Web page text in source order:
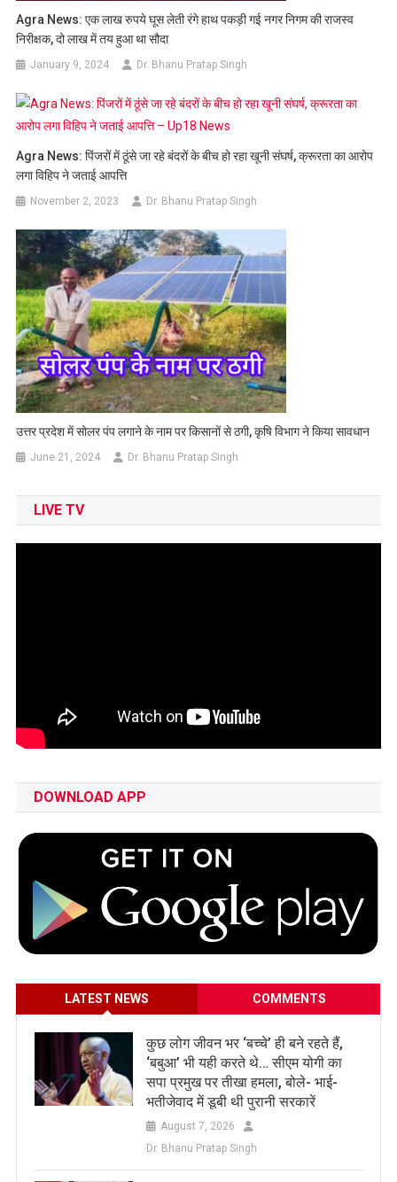
Agra News: एक लाख रुपये घूस लेती रंगे हाथ पकड़ी गई नगर निगम की राजस्व
निरीक्षक, दो लाख में तय हुआ था सौदा
January 9, 2024 Dr. Bhanu Pratap Singh
Agra News: पिंजरों में ठूंसे जा रहे बंदरों के बीच हो रहा खूनी संघर्ष, क्रूरता का आरोप
लगा विहिप ने जताई आपत्ति
November 2, 2023 Dr. Bhanu Pratap Singh
उत्तर प्रदेश में सोलर पंप लगाने के नाम पर किसानों से ठगी, कृषि विभाग ने किया सावधान
June 21, 2024 Dr. Bhanu Pratap Singh
LIVE TV
DOWNLOAD APP
LATEST NEWS COMMENTS
कुछ लोग जीवन भर ‘बच्चे’ ही बने रहते हैं,
‘बबुआ’ भी यही करते थे… सीएम योगी का
सपा प्रमुख पर तीखा हमला, बोले- भाई-
भतीजेवाद में डूबी थी पुरानी सरकारें
August 7, 2026
Dr. Bhanu Pratap Singh